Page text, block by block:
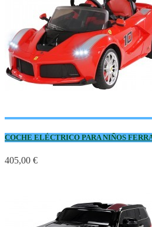
COCHE ELÉCTRICO PARA NIÑOS
405,00 €